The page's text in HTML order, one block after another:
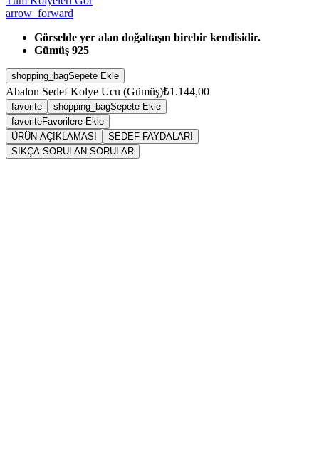
arrow_forward
Görselde yer alan doğaltaşın birebir kendisidir.
Gümüş 925
shopping_bagSepete Ekle
Abalon Sedef Kolye Ucu (Gümüş)₺1.144,00
favorite shopping_bagSepete Ekle
favoriteFavorilere Ekle
ÜRÜN AÇIKLAMASI
SEDEF FAYDALARI
SIKÇA SORULAN SORULAR